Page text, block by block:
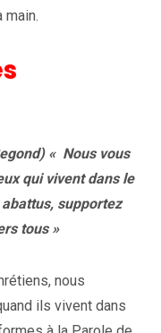
« Nous vous
qui vivent dans le
supportez
tous »
nous
ils vivent dans